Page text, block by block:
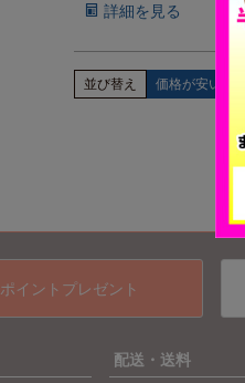
詳細を見る
並び替え 価格が安い順
ポイントプレゼント
配送・送料